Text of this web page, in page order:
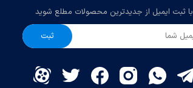
با ثبت ایمیل از جدیدترین محصولات مطلع شوید
ثبت